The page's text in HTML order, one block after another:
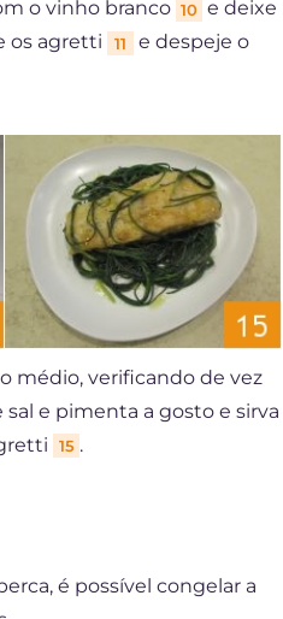
o vinho branco 10 e deixe
os agretti
11
e despeje o
médio, verificando de vez
sal e pimenta a gosto e sirva
15 .
é possível congelar a